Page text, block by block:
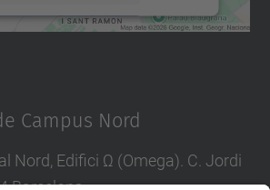
Accepta
by
Campus Nord
Nord, Edifici Ω (Omega). C. Jordi